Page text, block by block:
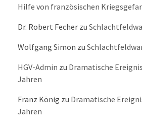
Hilfe von französischen
Dr. Robert Fecher zu
Wolfgang Simon zu
HGV-Admin zu Dramatische
Jahren
Franz König zu Dramatische
Jahren